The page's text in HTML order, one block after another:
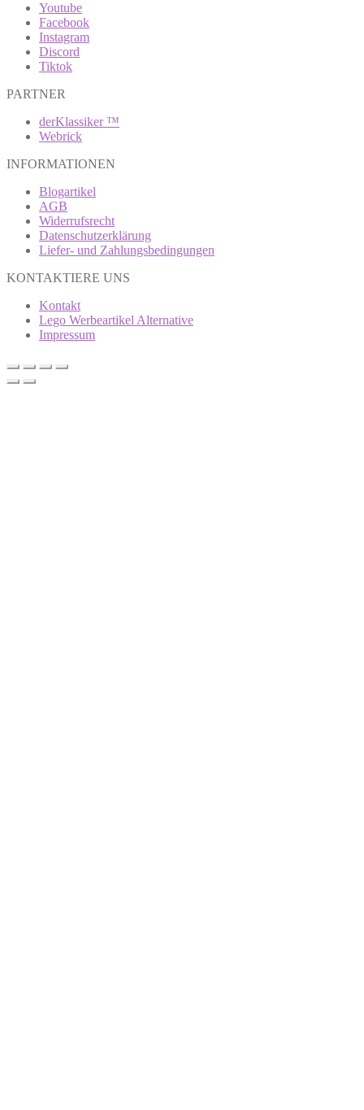
Youtube
Facebook
Instagram
Discord
Tiktok
PARTNER
derKlassiker ™
Webrick
INFORMATIONEN
Blogartikel
AGB
Widerrufsrecht
Datenschutzerklärung
Liefer- und Zahlungsbedingungen
KONTAKTIERE UNS
Kontakt
Lego Werbeartikel Alternative
Impressum